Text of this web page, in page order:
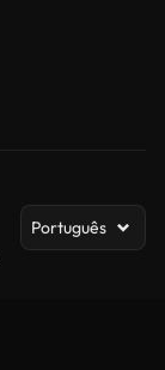
Português